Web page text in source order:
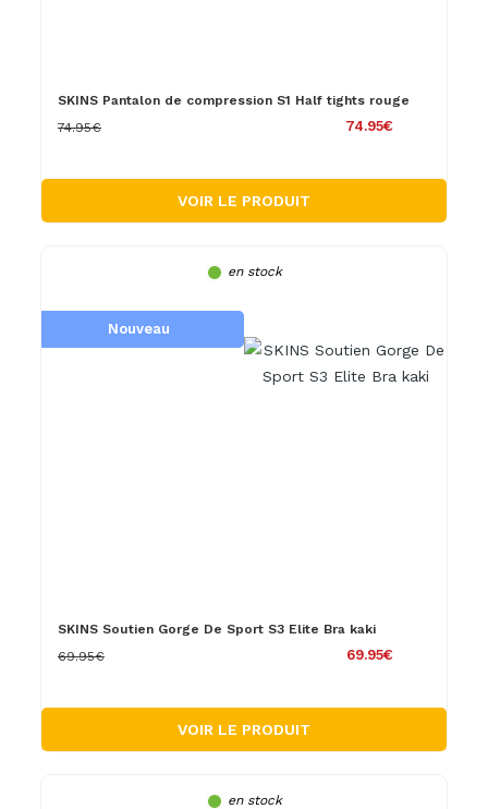
SKINS Pantalon de compression S1 Half tights rouge
74.95€
74.95€
VOIR LE PRODUIT
en stock
Nouveau
SKINS Soutien Gorge De Sport S3 Elite Bra kaki
69.95€
69.95€
VOIR LE PRODUIT
en stock